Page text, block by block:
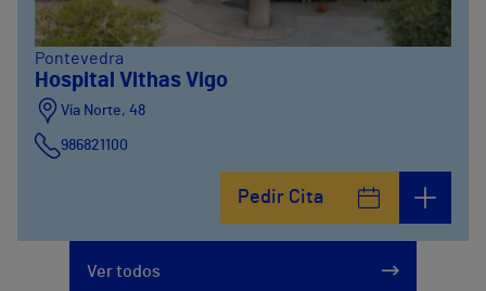
Pontevedra
Hospital Vithas Vigo
Vía Norte, 48
986821100
Pedir Cita
Ver todos